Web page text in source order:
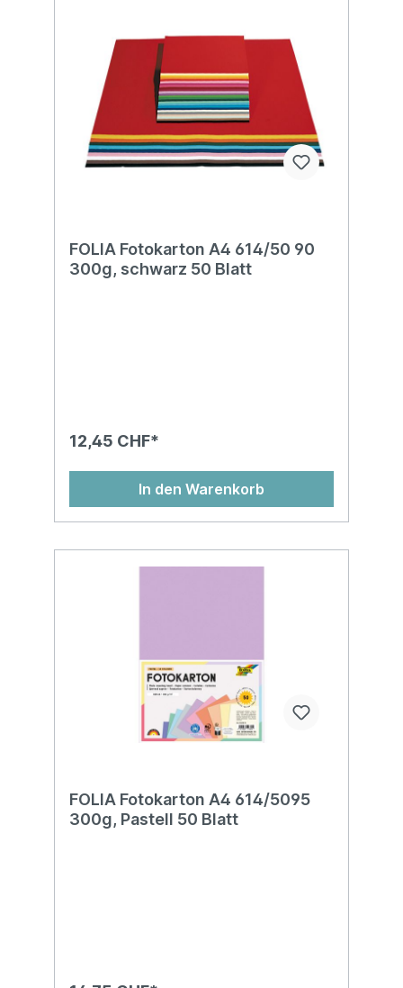
FOLIA Fotokarton A4 614/50 90
300g, schwarz 50 Blatt
12,45 CHF*
In den Warenkorb
FOLIA Fotokarton A4 614/5095
300g, Pastell 50 Blatt